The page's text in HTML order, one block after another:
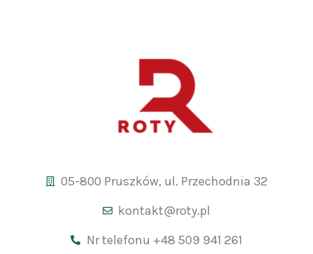
05-800 Pruszków, ul. Przechodnia 32
kontakt@roty.pl
Nr telefonu +48 509 941 261